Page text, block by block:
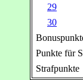
29
30
Punkte für
Strafpunkte